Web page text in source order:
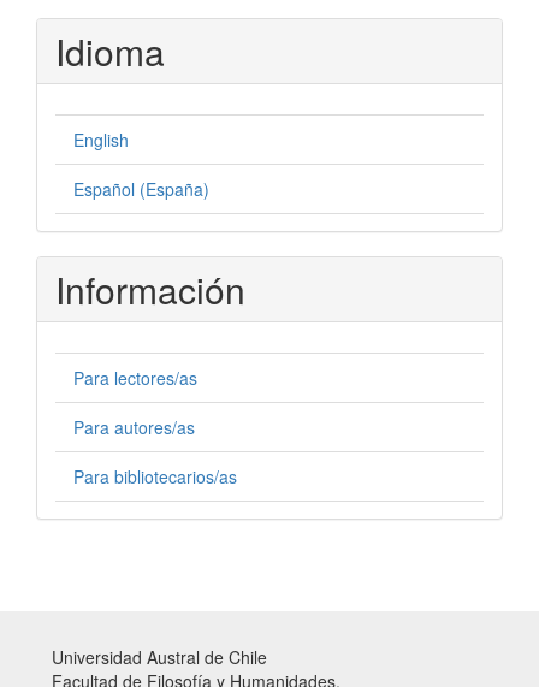
Idioma
English
Español (España)
Información
Para lectores/as
Para autores/as
Para bibliotecarios/as
Universidad Austral de Chile
Facultad de Filosofía y Humanidades,